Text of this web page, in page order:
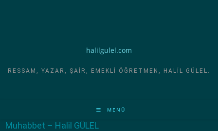
halilgulel.com
RESSAM, YAZAR, ŞAIR, EMEKLI ÖĞRETMEN, HALIL GÜLEL.
MENÜ
Muhabbet – Halil GÜLEL